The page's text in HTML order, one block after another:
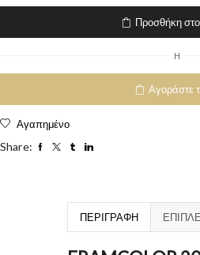
Προσθήκη
H
Αγοράστε
Αγαπημένο
Share:
ΠΕΡΙΓΡΑΦΉ